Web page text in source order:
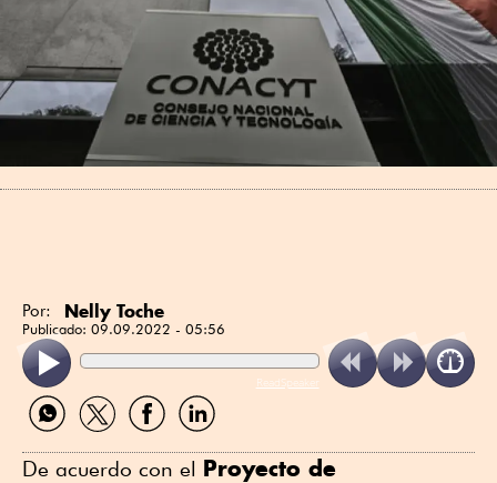
Por: Nelly Toche
Publicado: 09.09.2022 - 05:56
ReadSpeaker
Compartir
por
Compartir
por
Compartir
por
Compartir
por
De acuerdo con el Proyecto de